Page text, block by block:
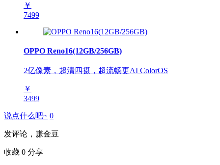
￥
7499
OPPO Reno16(12GB/256GB)
2亿像素，超清四摄，超流畅更AI ColorOS
￥
3499
说点什么吧~ 0
发评论，赚金豆
收藏 0 分享